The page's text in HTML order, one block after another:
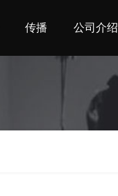
传播 公司介绍